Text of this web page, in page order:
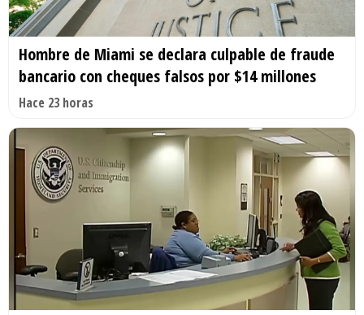
Hombre de Miami se declara culpable de fraude
bancario con cheques falsos por $14 millones
Hace 23 horas